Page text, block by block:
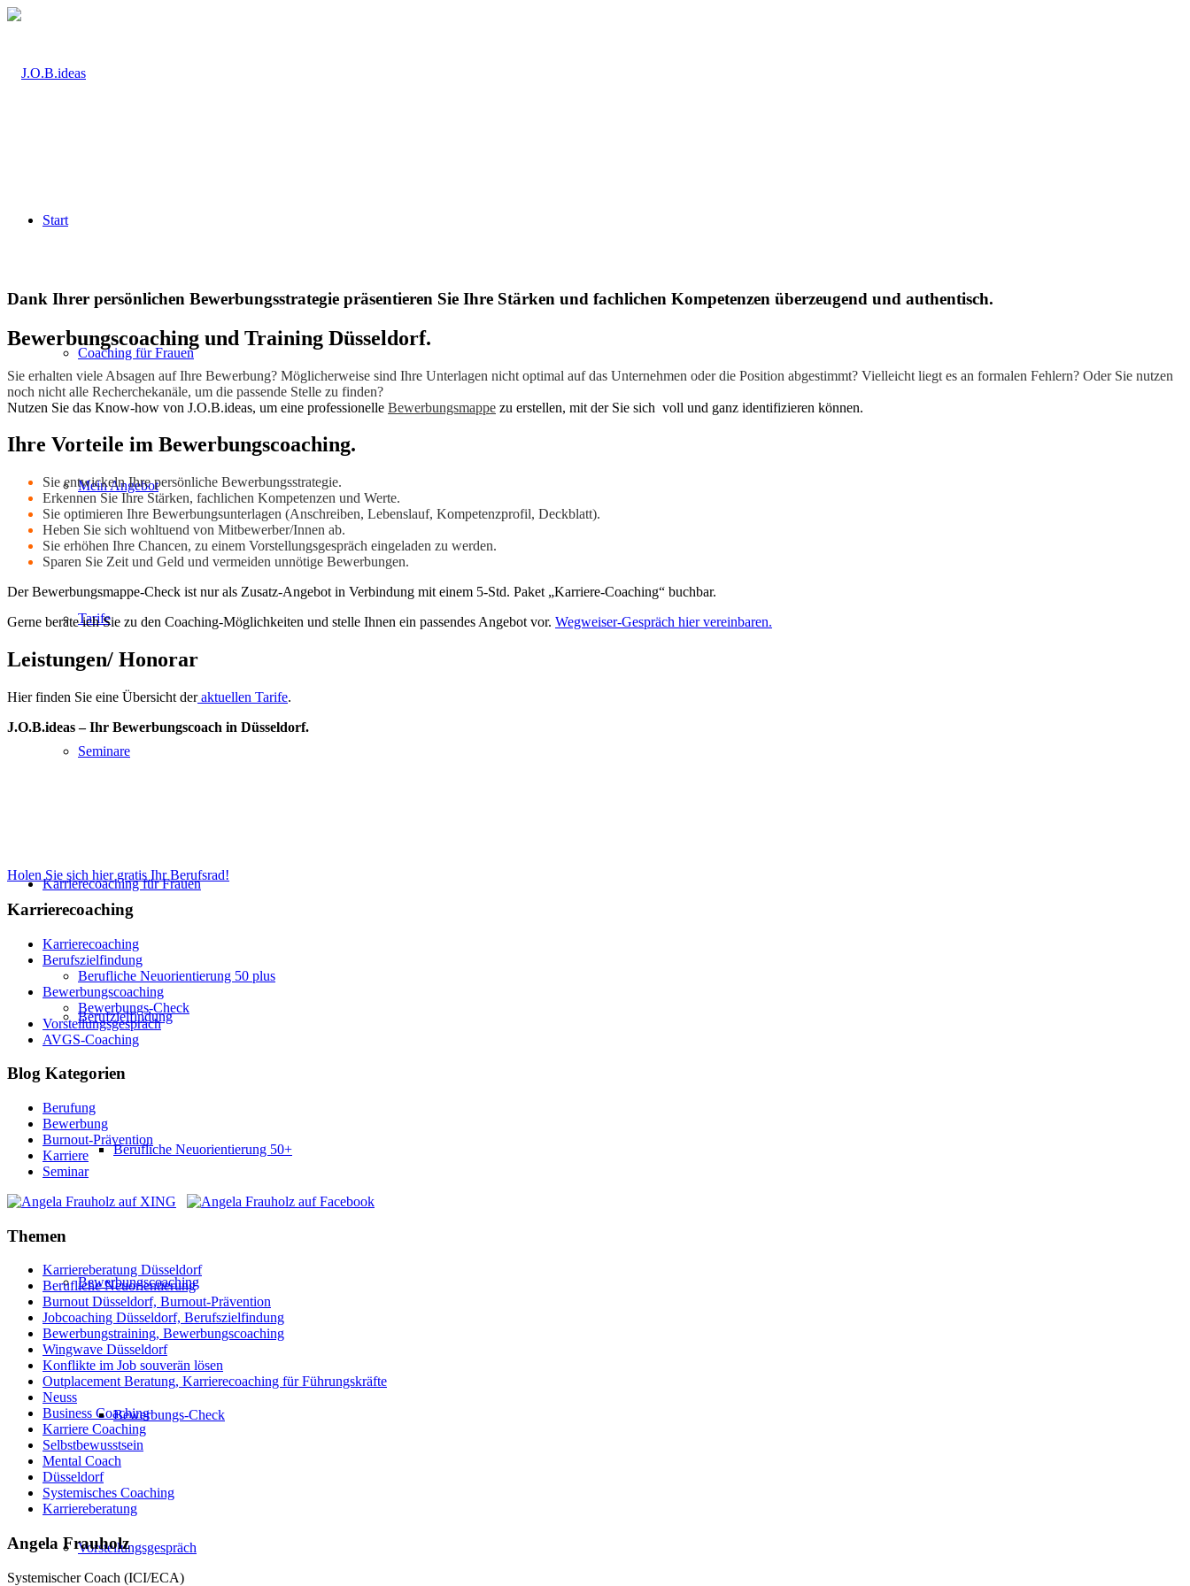
Start
Coaching für Frauen
Mein Angebot
Tarife
Seminare
Karrierecoaching für Frauen
Berufzielfindung
Berufliche Neuorientierung 50+
Bewerbungscoaching
Bewerbungs-Check
Vorstellungsgespräch
Dank Ihrer persönlichen Bewerbungsstrategie präsentieren Sie Ihre Stärken und fachlichen Kompetenzen überzeugend und authentisch.
Bewerbungscoaching und Training Düsseldorf.
Sie erhalten viele Absagen auf Ihre Bewerbung? Möglicherweise sind Ihre Unterlagen nicht optimal auf das Unternehmen oder die Position abgestimmt? Vielleicht liegt es an formalen Fehlern? Oder Sie nutzen
noch nicht alle Recherchekanäle, um die passende Stelle zu finden?
Nutzen Sie das Know-how von J.O.B.ideas, um eine professionelle Bewerbungsmappe zu erstellen, mit der Sie sich voll und ganz identifizieren können.
Ihre Vorteile im Bewerbungscoaching.
Sie entwickeln Ihre persönliche Bewerbungsstrategie.
Erkennen Sie Ihre Stärken, fachlichen Kompetenzen und Werte.
Sie optimieren Ihre Bewerbungsunterlagen (Anschreiben, Lebenslauf, Kompetenzprofil, Deckblatt).
Heben Sie sich wohltuend von Mitbewerber/Innen ab.
Sie erhöhen Ihre Chancen, zu einem Vorstellungsgespräch eingeladen zu werden.
Sparen Sie Zeit und Geld und vermeiden unnötige Bewerbungen.
Der Bewerbungsmappe-Check ist nur als Zusatz-Angebot in Verbindung mit einem 5-Std. Paket „Karriere-Coaching“ buchbar.
Gerne berate ich Sie zu den Coaching-Möglichkeiten und stelle Ihnen ein passendes Angebot vor. Wegweiser-Gespräch hier vereinbaren.
Leistungen/ Honorar
Hier finden Sie eine Übersicht deraktuellen Tarife.
J.O.B.ideas – Ihr Bewerbungscoach in Düsseldorf.
WIE ZUFRIEDEN SIND SIE?
Holen Sie sich hier gratis Ihr Berufsrad!
Karrierecoaching
Karrierecoaching
Berufszielfindung
Berufliche Neuorientierung 50 plus
Bewerbungscoaching
Bewerbungs-Check
Vorstellungsgespräch
AVGS-Coaching
Blog Kategorien
Berufung
Bewerbung
Burnout-Prävention
Karriere
Seminar
Themen
Karriereberatung Düsseldorf
Berufliche Neuorientierung
Burnout Düsseldorf, Burnout-Prävention
Jobcoaching Düsseldorf, Berufszielfindung
Bewerbungstraining, Bewerbungscoaching
Wingwave Düsseldorf
Konflikte im Job souverän lösen
Outplacement Beratung, Karrierecoaching für Führungskräfte
Neuss
Business Coaching
Karriere Coaching
Selbstbewusstsein
Mental Coach
Düsseldorf
Systemisches Coaching
Karriereberatung
Angela Frauholz
Systemischer Coach (ICI/ECA)